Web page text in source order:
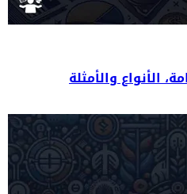
الأنواع والأمثلة